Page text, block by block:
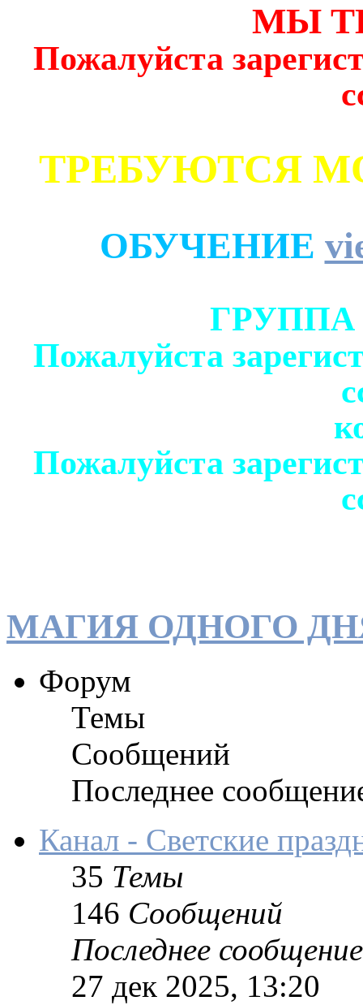
МЫ
Пожалуйста
ТРЕБУЮТСЯ
ОБУЧЕНИЕ
Пожалуйста
Пожалуйста
МАГИЯ ОДНОГО
Форум
Темы
Сообщений
Последнее
Канал - Светские
35 Темы
146 Сообщений
Последнее сообщение
27 дек 2025, 13:20